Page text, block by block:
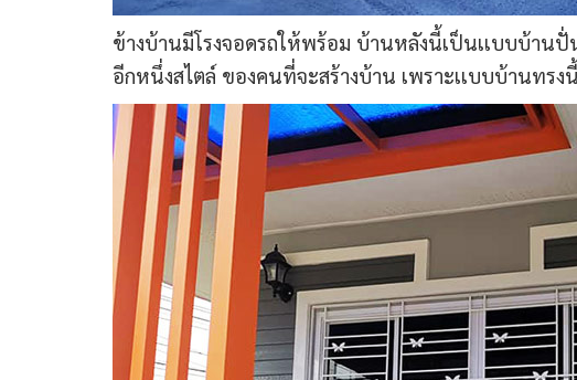
ข้างบ้านมีโรงจอดรถให้พร้อม บ้านหลังนี้เป็นเเบบบ้าน
อีกหนึ่งสไตล์ ของคนที่จะสร้างบ้าน เพราะเเบบบ้านทรง